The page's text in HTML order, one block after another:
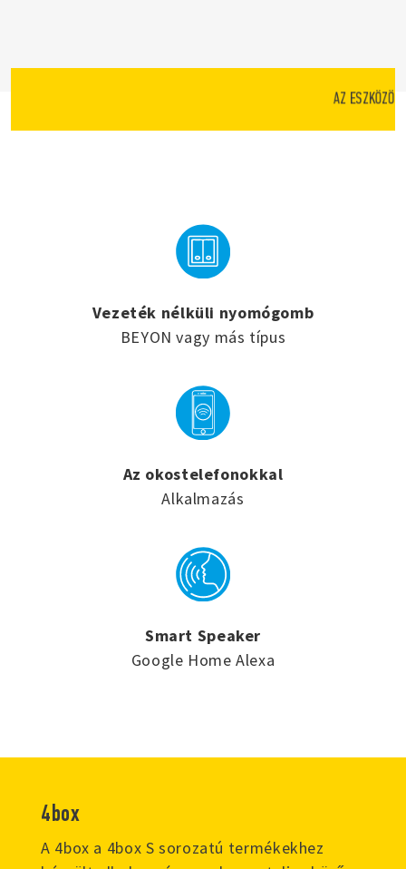
AZ ESZKÖZÖK
Vezeték nélküli nyomógomb
BEYON vagy más típus
Az okostelefonokkal
Alkalmazás
Smart Speaker
Google Home Alexa
4box
A 4box a 4box S sorozatú termékekhez